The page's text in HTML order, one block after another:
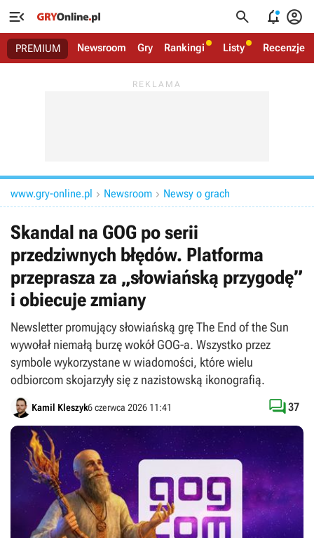
   
PREMIUM Newsroom Gry Rankingi Listy Recenzje
www.gry-online.pl  Newsroom  Newsy o grach
Skandal na GOG po serii
przedziwnych błędów. Platforma
przeprasza za „słowiańską przygodę”
i obiecuje zmiany
Newsletter promujący słowiańską grę The End of the Sun
wywołał niemałą burzę wokół GOG-a. Wszystko przez
symbole wykorzystane w wiadomości, które wielu
odbiorcom skojarzyły się z nazistowską ikonografią.
Kamil Kleszyk6 czerwca 2026 11:41 37